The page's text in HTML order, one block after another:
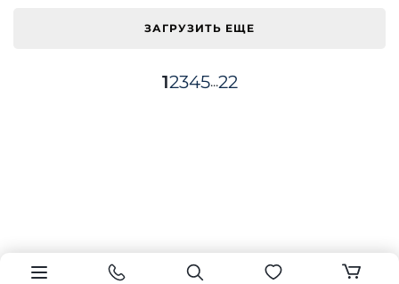
ЗАГРУЗИТЬ ЕЩЕ
12345...22